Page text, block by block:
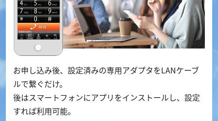
お申し込み後、設定済みの専用アダプタをLANケーブ
ルで繋ぐだけ。
後はスマートフォンにアプリをインストールし、設定
すれば利用可能。